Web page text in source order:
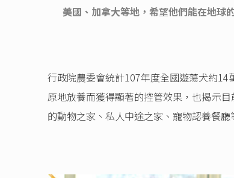
美國、加拿大等地，希望他們能在地球
行政院農委會統計107年度全國遊蕩犬約
原地放養而獲得顯著的控管效果，也揭示
的動物之家、私人中途之家、寵物認養餐